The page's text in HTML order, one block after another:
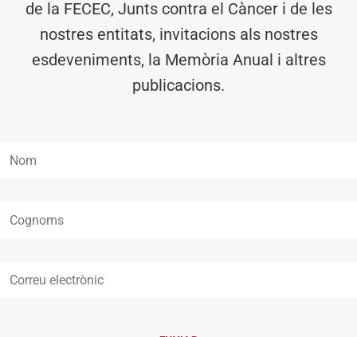
de la FECEC, Junts contra el Càncer i de les
nostres entitats, invitacions als nostres
esdeveniments, la Memòria Anual i altres
publicacions.